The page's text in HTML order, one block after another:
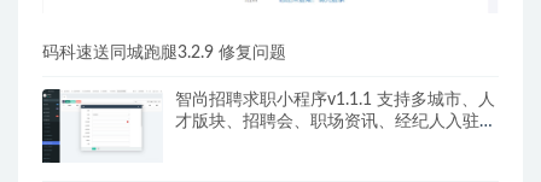
码科速送同城跑腿3.2.9 修复问题
智尚招聘求职小程序v1.1.1 支持多城市、人
才版块、招聘会、职场资讯、经纪人入驻等